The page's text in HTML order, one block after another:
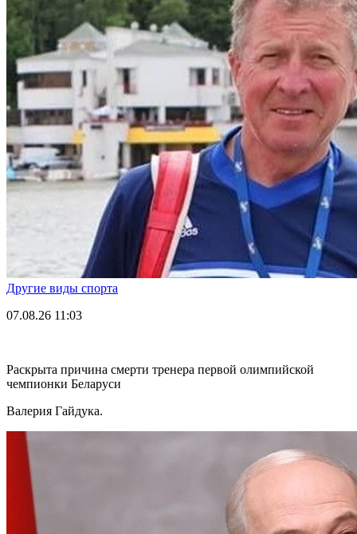
Другие виды спорта
07.08.26 11:03
Раскрыта причина смерти тренера первой олимпийской
чемпионки Беларуси
Валерия Гайдука.